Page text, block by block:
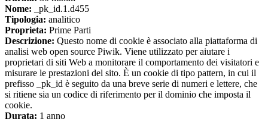
Nome: _pk_id.1.d455
Tipologia: analitico
Proprieta: Prime Parti
Descrizione: Questo nome di cookie è associato alla piattaforma di
analisi web open source Piwik. Viene utilizzato per aiutare i
proprietari di siti Web a monitorare il comportamento dei visitatori e
misurare le prestazioni del sito. È un cookie di tipo pattern, in cui il
prefisso _pk_id è seguito da una breve serie di numeri e lettere, che
si ritiene sia un codice di riferimento per il dominio che imposta il
cookie.
Durata: 1 anno